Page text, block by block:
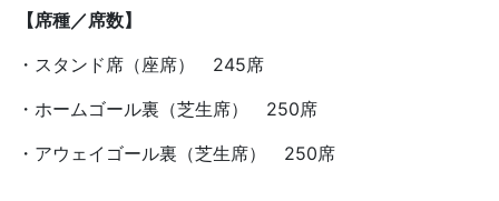
【席種／席数】
・スタンド席（座席） 245席
・ホームゴール裏（芝生席） 250席
・アウェイゴール裏（芝生席） 250席